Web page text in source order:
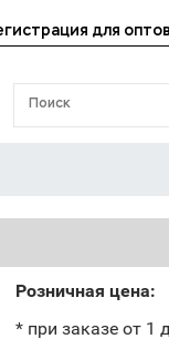
для
Розничная цена:
* при заказе от 1